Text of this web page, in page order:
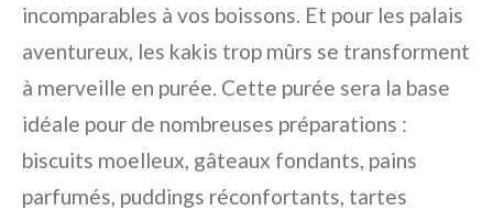
incomparables à vos boissons. Et pour les palais
aventureux, les kakis trop mûrs se transforment
à merveille en purée. Cette purée sera la base
idéale pour de nombreuses préparations :
biscuits moelleux, gâteaux fondants, pains
parfumés, puddings réconfortants, tartes